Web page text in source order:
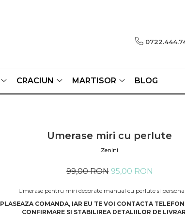
CRACIUN MARTISOR BLOG
Umerase miri cu perlute
Zenini
99,00 RON 95,00 RON
Umerase pentru miri decorate manual cu perlute si
PLASEAZA COMANDA, IAR EU TE VOI CONTACTA
CONFIRMARE SI STABILIREA DETALIILOR DE